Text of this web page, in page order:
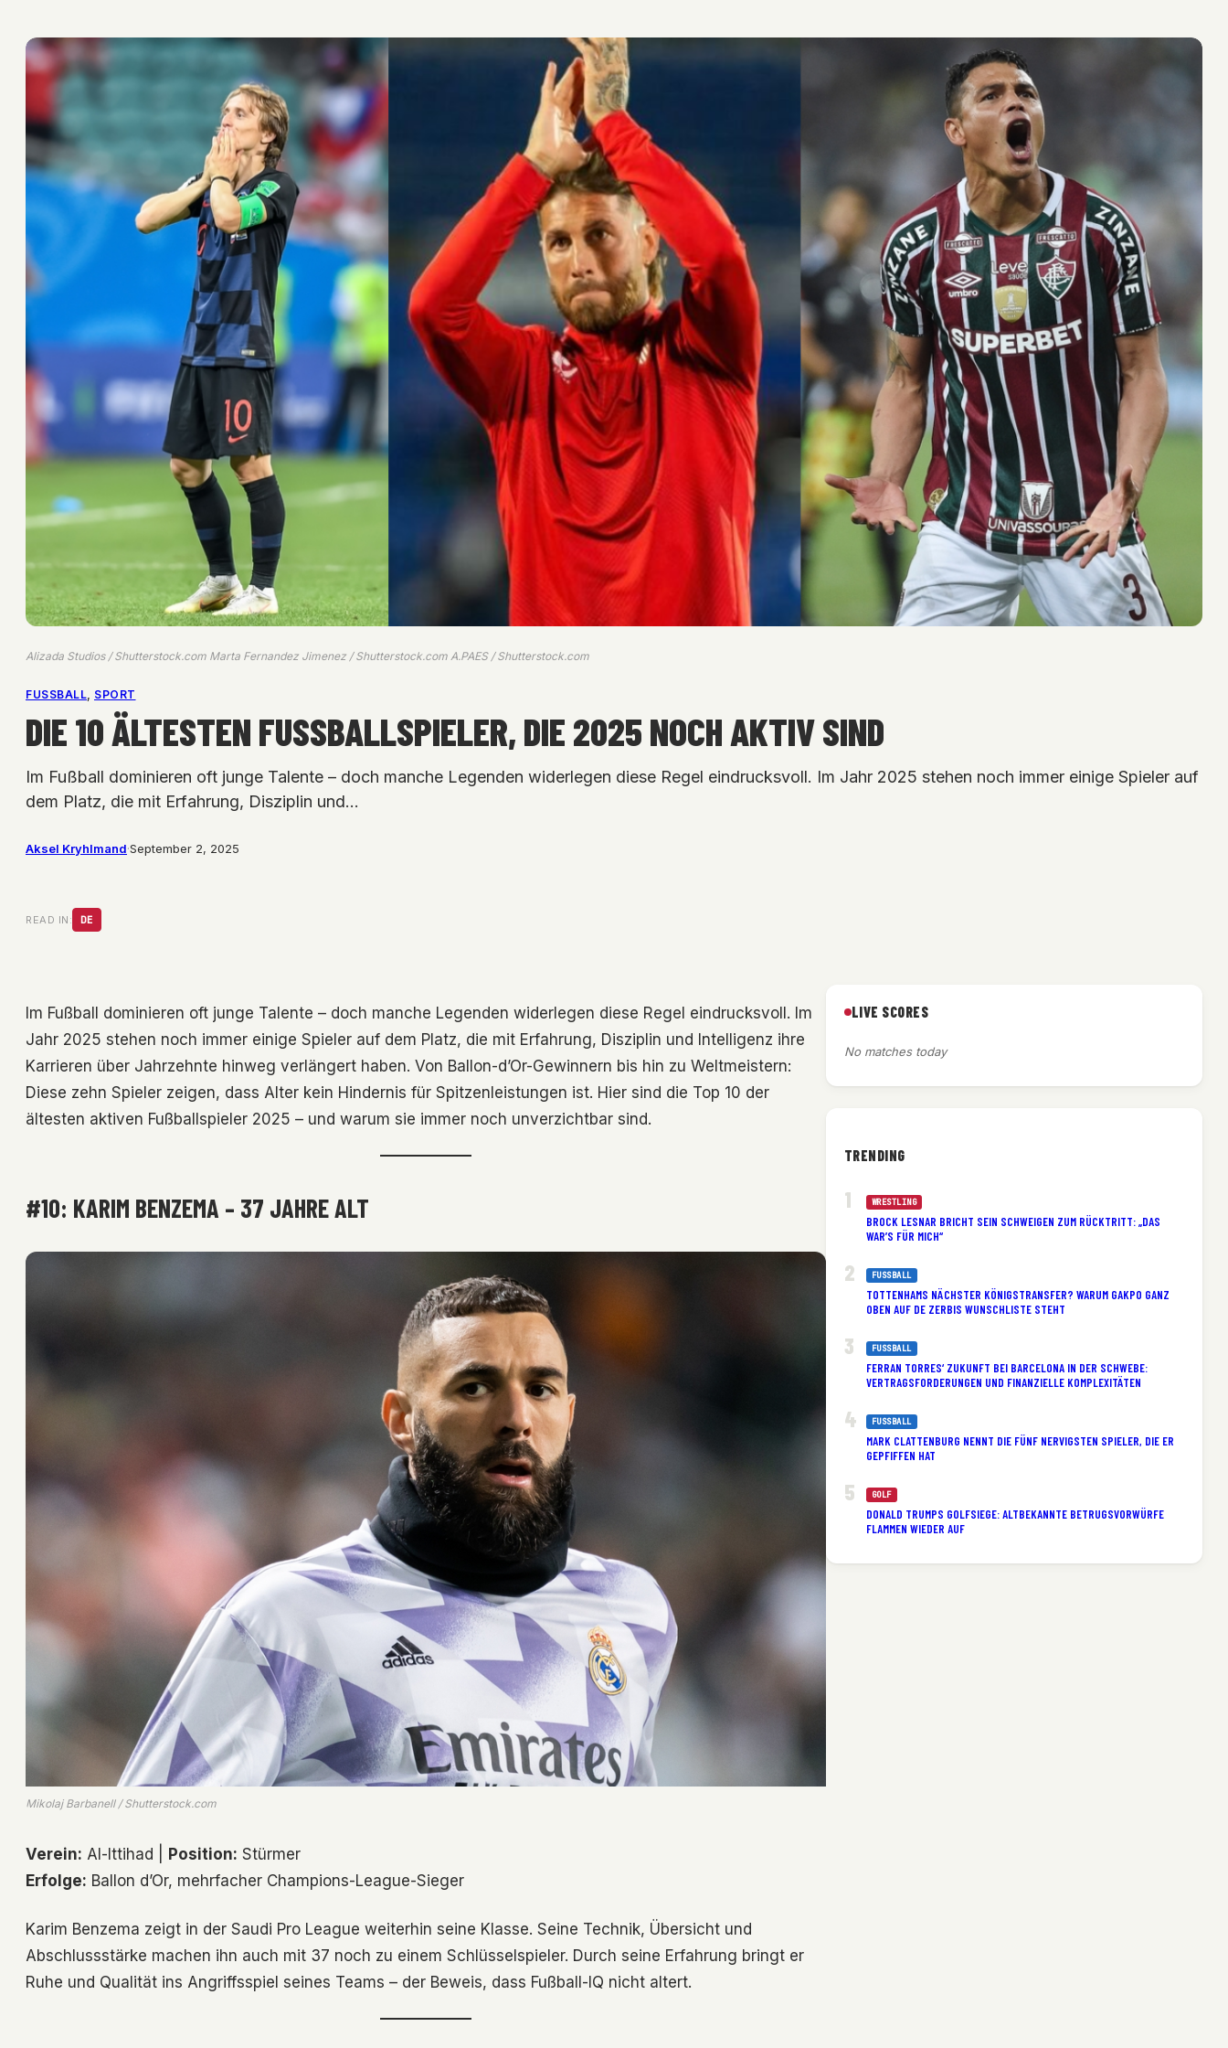
Alizada Studios / Shutterstock.com Marta Fernandez Jimenez / Shutterstock.com A.PAES / Shutterstock.com
FUSSBALL , SPORT
DIE 10 ÄLTESTEN FUSSBALLSPIELER, DIE 2025 NOCH AKTIV SIND
Im Fußball dominieren oft junge Talente – doch manche Legenden widerlegen diese Regel eindrucksvoll. Im Jahr 2025 stehen noch immer einige Spieler auf
dem Platz, die mit Erfahrung, Disziplin und…
Aksel Kryhlmand·September 2, 2025
READ IN: DE
Im Fußball dominieren oft junge Talente – doch manche Legenden widerlegen diese Regel eindrucksvoll. Im
Jahr 2025 stehen noch immer einige Spieler auf dem Platz, die mit Erfahrung, Disziplin und Intelligenz ihre
Karrieren über Jahrzehnte hinweg verlängert haben. Von Ballon-d’Or-Gewinnern bis hin zu Weltmeistern:
Diese zehn Spieler zeigen, dass Alter kein Hindernis für Spitzenleistungen ist. Hier sind die Top 10 der
ältesten aktiven Fußballspieler 2025 – und warum sie immer noch unverzichtbar sind.
#10: KARIM BENZEMA – 37 JAHRE ALT
Mikolaj Barbanell / Shutterstock.com
Verein: Al-Ittihad | Position: Stürmer
Erfolge: Ballon d’Or, mehrfacher Champions-League-Sieger
Karim Benzema zeigt in der Saudi Pro League weiterhin seine Klasse. Seine Technik, Übersicht und
Abschlussstärke machen ihn auch mit 37 noch zu einem Schlüsselspieler. Durch seine Erfahrung bringt er
Ruhe und Qualität ins Angriffsspiel seines Teams – der Beweis, dass Fußball-IQ nicht altert.
LIVE SCORES
No matches today
TRENDING
WRESTLING
BROCK LESNAR BRICHT SEIN SCHWEIGEN ZUM RÜCKTRITT: „DAS
WAR’S FÜR MICH“
FUSSBALL
TOTTENHAMS NÄCHSTER KÖNIGSTRANSFER? WARUM GAKPO GANZ
OBEN AUF DE ZERBIS WUNSCHLISTE STEHT
FUSSBALL
FERRAN TORRES‘ ZUKUNFT BEI BARCELONA IN DER SCHWEBE:
VERTRAGSFORDERUNGEN UND FINANZIELLE KOMPLEXITÄTEN
FUSSBALL
MARK CLATTENBURG NENNT DIE FÜNF NERVIGSTEN SPIELER, DIE ER
GEPFIFFEN HAT
GOLF
DONALD TRUMPS GOLFSIEGE: ALTBEKANNTE BETRUGSVORWÜRFE
FLAMMEN WIEDER AUF